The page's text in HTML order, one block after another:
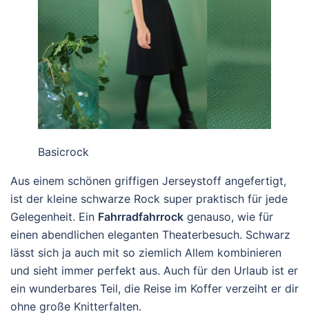
Basicrock
Aus einem schönen griffigen Jerseystoff angefertigt,
ist der kleine schwarze Rock super praktisch für jede
Gelegenheit. Ein Fahrradfahrrock genauso, wie für
einen abendlichen eleganten Theaterbesuch. Schwarz
lässt sich ja auch mit so ziemlich Allem kombinieren
und sieht immer perfekt aus. Auch für den Urlaub ist er
ein wunderbares Teil, die Reise im Koffer verzeiht er dir
ohne große Knitterfalten.